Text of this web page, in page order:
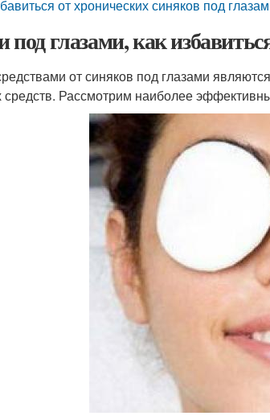
от хронических синяков под
глазами, как
от синяков под глазами
средств. Рассмотрим наиболее